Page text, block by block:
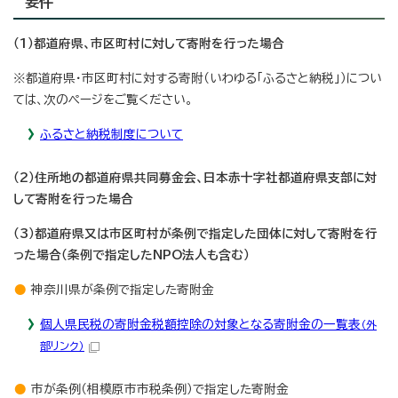
（1）都道府県、市区町村に対して寄附を行った場合
※都道府県・市区町村に対する寄附（いわゆる「ふるさと納税」）につい
ては、次のページをご覧ください。
ふるさと納税制度について
（2）住所地の都道府県共同募金会、日本赤十字社都道府県支部に対
して寄附を行った場合
（3）都道府県又は市区町村が条例で指定した団体に対して寄附を行
った場合（条例で指定したNPO法人も含む）
神奈川県が条例で指定した寄附金
個人県民税の寄附金税額控除の対象となる寄附金の一覧表 （外
部リンク）
市が条例（相模原市市税条例）で指定した寄附金